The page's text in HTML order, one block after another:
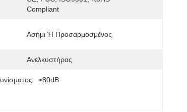
Compliant
Ασήμι Ή Προσαρμοσμένος
Ανελκυστήρας
≥80dB